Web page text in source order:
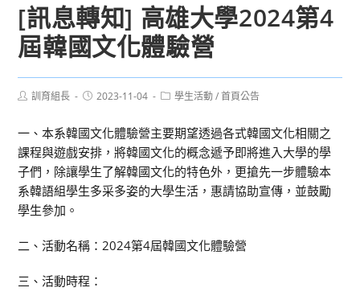
[訊息轉知] 高雄大學2024第4
屆韓國文化體驗營
Post訓育組長
Post2023-11-04
Post學生活動 / 首頁公告
一、本系韓國文化體驗營主要期望透過各式韓國文化相關之
課程與遊戲安排，將韓國文化的概念遞予即將進入大學的學
子們，除讓學生了解韓國文化的特色外，更搶先一步體驗本
系韓語組學生多采多姿的大學生活，惠請協助宣傳，並鼓勵
學生參加。
二、活動名稱：2024第4屆韓國文化體驗營
三、活動時程：